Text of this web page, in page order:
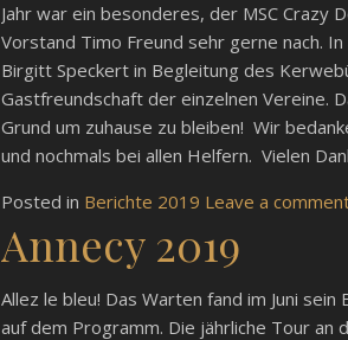
Jahr war ein besonderes, der MSC
Vorstand Timo Freund sehr gerne nach.
Birgitt Speckert in Begleitung des
Gastfreundschaft der einzelnen Vereine.
Grund um zuhause zu bleiben! Wir
und nochmals bei allen Helfern. Vielen
Posted in Berichte 2019 Leave a
Annecy 2019
Allez le bleu! Das Warten fand im Juni
auf dem Programm. Die jährliche Tour an